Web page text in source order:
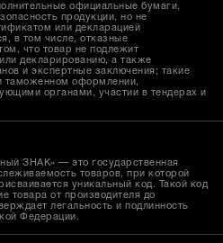
официальные бумаги,
продукции, но не
или декларацией
в том числе, отказные
что товар не подлежит
декларированию, а также
и экспертные заключения; такие
таможенном оформлении,
органами, участии в тендерах и
ЗНАК» — это государственная
товаров, при которой
уникальный код. Такой код
товара от производителя до
легальность и подлинность
Федерации.